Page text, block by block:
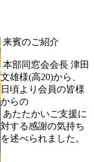
来賓のご紹介
本部同窓会会長 津田
文雄様(高20)から、
日頃より会員の皆様
からの
あたたかいご支援に
対する感謝の気持ち
を述べられました。